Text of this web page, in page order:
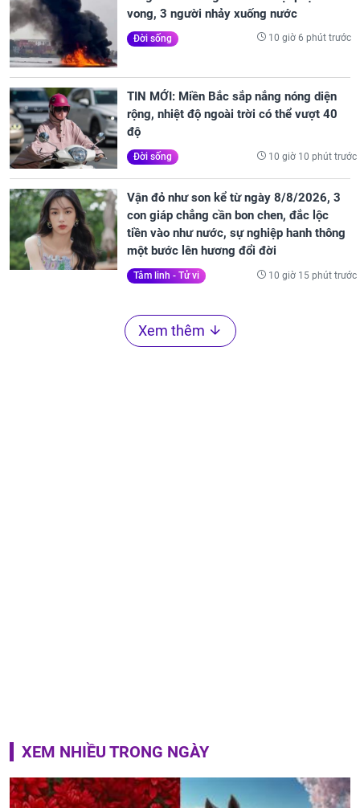
vong, 3 người nhảy xuống nước
Đời sống 10 giờ 6 phút trước
TIN MỚI: Miền Bắc sắp nắng nóng diện
rộng, nhiệt độ ngoài trời có thể vượt 40
độ
Đời sống 10 giờ 10 phút trước
Vận đỏ như son kể từ ngày 8/8/2026, 3
con giáp chẳng cần bon chen, đắc lộc
tiền vào như nước, sự nghiệp hanh thông
một bước lên hương đổi đời
Tâm linh - Tử vi 10 giờ 15 phút trước
Xem thêm
XEM NHIỀU TRONG NGÀY